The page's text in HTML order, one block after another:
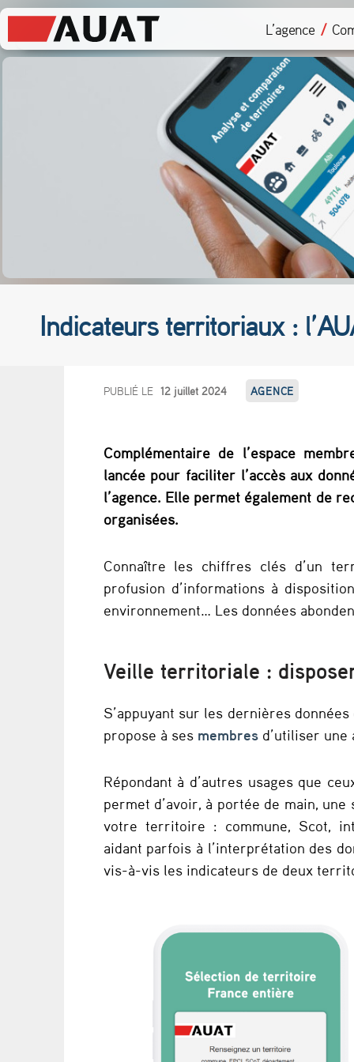
L’agence
Indicateurs territoriaux :
I
d
i
c
a
t
u
r
s
e
r
r
PUBLIÉ LE 12 juillet 2024 AGENCE
Complémentaire de l’espace
lancée pour faciliter l’accès aux
l’agence. Elle permet également de
organisées.
Connaître les chiffres clés d’un
profusion d’informations à
environnement… Les données
Veille territoriale :
S’appuyant sur les dernières
propose à ses membresd’utiliser une
Répondant à d’autres usages que
permet d’avoir, à portée de main,
votre territoire : commune, Scot,
aidant parfois à l’interprétation des
vis-à-vis les indicateurs de deux